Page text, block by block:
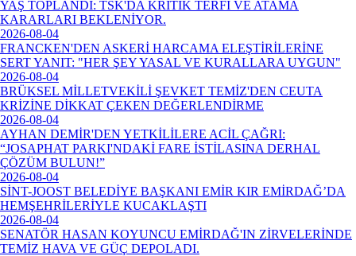
YAŞ TOPLANDI: TSK'DA KRİTİK TERFİ VE ATAMA
KARARLARI BEKLENİYOR.
2026-08-04
FRANCKEN'DEN ASKERİ HARCAMA ELEŞTİRİLERİNE
SERT YANIT: "HER ŞEY YASAL VE KURALLARA UYGUN"
2026-08-04
BRÜKSEL MİLLETVEKİLİ ŞEVKET TEMİZ'DEN CEUTA
KRİZİNE DİKKAT ÇEKEN DEĞERLENDİRME
2026-08-04
AYHAN DEMİR'DEN YETKİLİLERE ACİL ÇAĞRI:
“JOSAPHAT PARKI'NDAKİ FARE İSTİLASINA DERHAL
ÇÖZÜM BULUN!”
2026-08-04
SİNT-JOOST BELEDİYE BAŞKANI EMİR KIR EMİRDAĞ’DA
HEMŞEHRİLERİYLE KUCAKLAŞTI
2026-08-04
SENATÖR HASAN KOYUNCU EMİRDAĞ'IN ZİRVELERİNDE
TEMİZ HAVA VE GÜÇ DEPOLADI.